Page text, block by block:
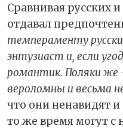
Сравнивая русских
отдавал
темпераменту
энтузиаст и, если
романтик. Поляки же
вероломны и весьма
что они ненавидят и
то же время могут с